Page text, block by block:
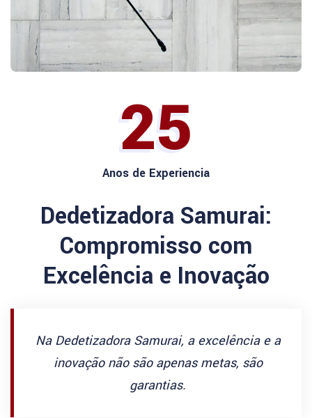
25
Anos de Experiencia
Dedetizadora Samurai:
Compromisso com
Excelência e Inovação
Na Dedetizadora Samurai, a excelência e a
inovação não são apenas metas, são
garantias.